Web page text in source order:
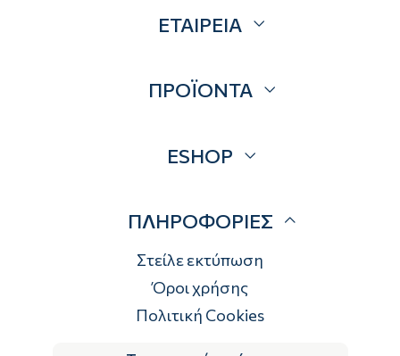
ΕΤΑΙΡΕΙΑ
Επικοινωνία
ΠΡΟΪΟΝΤΑ
Brands
ESHOP
Τρόποι αποστολής
Τρόποι πληρωμής
Επιστροφές
ΠΛΗΡΟΦΟΡΙΕΣ
Στείλε εκτύπωση
Όροι χρήσης
Πολιτική Cookies